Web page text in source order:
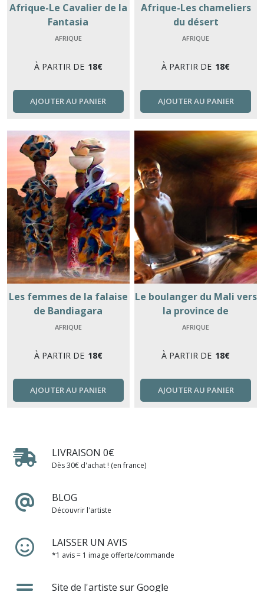
Afrique-Le Cavalier de la
Fantasia
AFRIQUE
À PARTIR DE 18€
AJOUTER AU PANIER
Afrique-Les chameliers
du désert
AFRIQUE
À PARTIR DE 18€
AJOUTER AU PANIER
Les femmes de la falaise
de Bandiagara
AFRIQUE
À PARTIR DE 18€
AJOUTER AU PANIER
Le boulanger du Mali vers
la province de
Bandiagara
AFRIQUE
À PARTIR DE 18€
AJOUTER AU PANIER
LIVRAISON 0€
Dès 30€ d'achat ! (en france)
BLOG
Découvrir l'artiste
LAISSER UN AVIS
*1 avis = 1 image offerte/commande
Site de l'artiste sur Google